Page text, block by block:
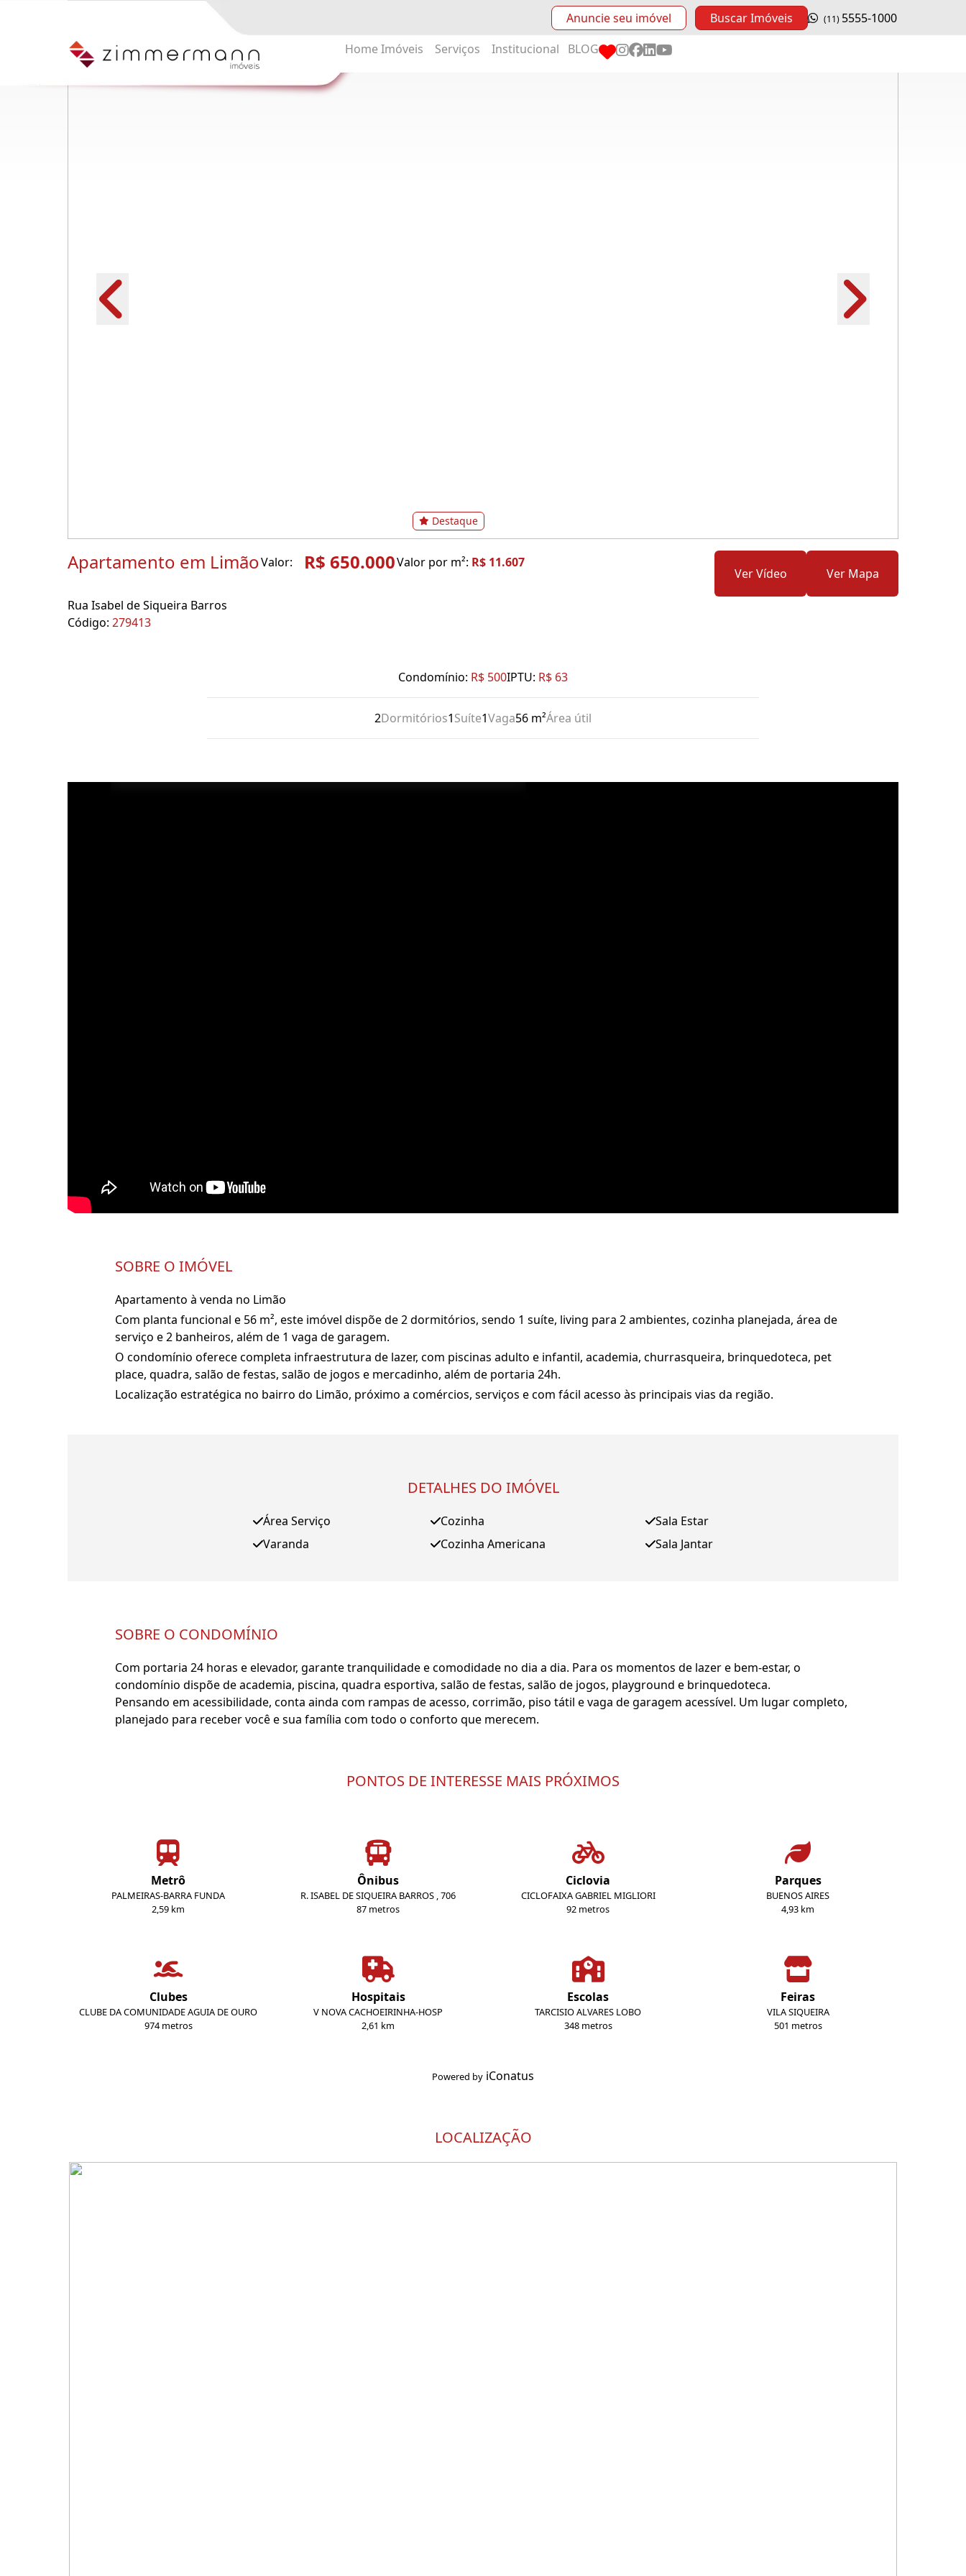
Anuncie seu imóvel Buscar Imóveis (11) 5555-1000
Home Imóveis Serviços Institucional BLOG
Destaque
Apartamento em LimãoValor: R$ 650.000Valor por m²: R$ 11.607
Rua Isabel de Siqueira Barros
Código: 279413
Ver Vídeo Ver Mapa
Condomínio: R$ 500IPTU: R$ 63
2Dormitórios1Suíte1Vaga56 m²Área útil
SOBRE O IMÓVEL
Apartamento à venda no Limão
Com planta funcional e 56 m², este imóvel dispõe de 2 dormitórios, sendo 1 suíte, living para 2 ambientes, cozinha planejada, área de
serviço e 2 banheiros, além de 1 vaga de garagem.
O condomínio oferece completa infraestrutura de lazer, com piscinas adulto e infantil, academia, churrasqueira, brinquedoteca, pet
place, quadra, salão de festas, salão de jogos e mercadinho, além de portaria 24h.
Localização estratégica no bairro do Limão, próximo a comércios, serviços e com fácil acesso às principais vias da região.
DETALHES DO IMÓVEL
Área Serviço
Varanda
Cozinha
Cozinha Americana
Sala Estar
Sala Jantar
SOBRE O CONDOMÍNIO
Com portaria 24 horas e elevador, garante tranquilidade e comodidade no dia a dia. Para os momentos de lazer e bem-estar, o
condomínio dispõe de academia, piscina, quadra esportiva, salão de festas, salão de jogos, playground e brinquedoteca.
Pensando em acessibilidade, conta ainda com rampas de acesso, corrimão, piso tátil e vaga de garagem acessível. Um lugar completo,
planejado para receber você e sua família com todo o conforto que merecem.
PONTOS DE INTERESSE MAIS PRÓXIMOS
Metrô
PALMEIRAS-BARRA FUNDA
2,59 km
Ônibus
R. ISABEL DE SIQUEIRA BARROS , 706
87 metros
Ciclovia
CICLOFAIXA GABRIEL MIGLIORI
92 metros
Parques
BUENOS AIRES
4,93 km
Clubes
CLUBE DA COMUNIDADE AGUIA DE OURO
974 metros
Hospitais
V NOVA CACHOEIRINHA-HOSP
2,61 km
Escolas
TARCISIO ALVARES LOBO
348 metros
Feiras
VILA SIQUEIRA
501 metros
Powered by iConatus
LOCALIZAÇÃO